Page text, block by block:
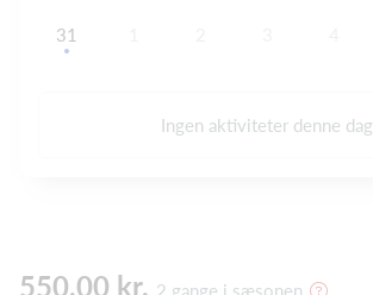
31
Ingen aktiviteter denne dag
550,00 kr. 2 gange i sæsonen